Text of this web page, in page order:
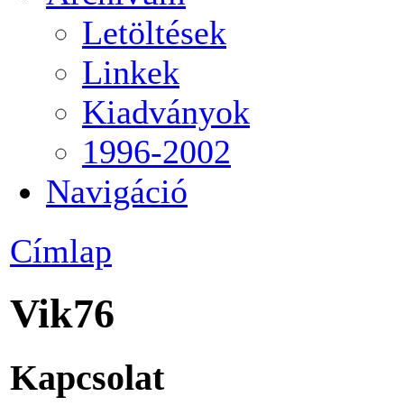
Letöltések
Linkek
Kiadványok
1996-2002
Navigáció
Címlap
Vik76
Kapcsolat